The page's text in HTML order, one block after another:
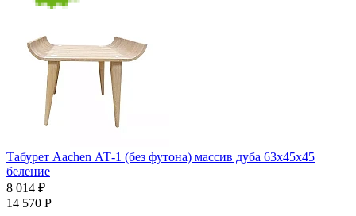
Табурет Aachen АТ-1 (без футона) массив дуба 63х45х45
беление
8 014 ₽
14 570 Р